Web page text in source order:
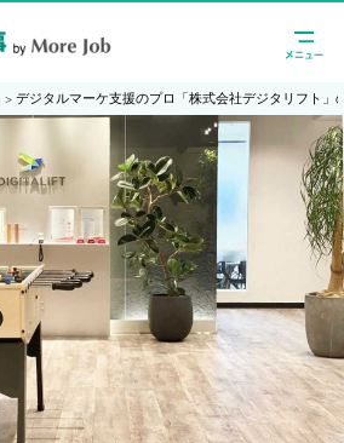
デジタルマーケ支援のプロ「株式会社デジタリフト」